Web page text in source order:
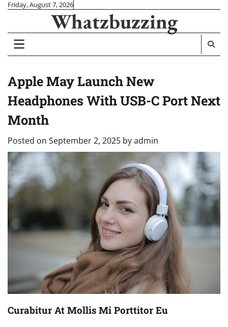
Skip
content
Friday, August 7, 2026
Whatzbuzzing
Apple May Launch New
Headphones With USB-C Port Next
Month
Posted on September 2, 2025 byadmin
Curabitur At Mollis Mi Porttitor Eu